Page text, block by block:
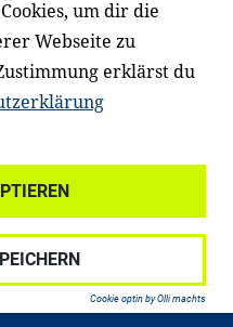
LinkedIn
um dir die
Webseite zu
erklärst du
Cookie optin by Olli machts